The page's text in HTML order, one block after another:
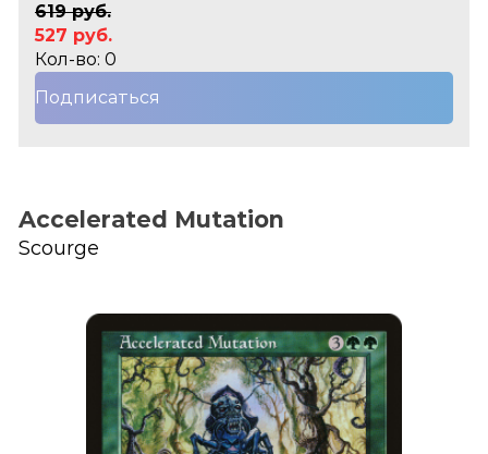
619 руб.
527 руб.
Кол-во: 0
Подписаться
Accelerated Mutation
Scourge